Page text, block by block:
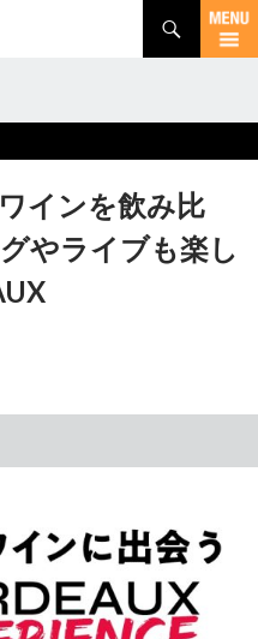
インを飲み比
やライブも楽し